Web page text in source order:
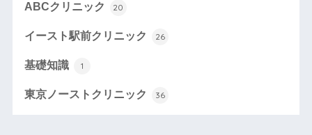
ABCクリニック 20
イースト駅前クリニック 26
基礎知識 1
東京ノーストクリニック 36